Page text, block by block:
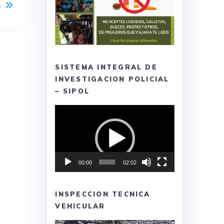
SISTEMA INTEGRAL DE
INVESTIGACION POLICIAL
– SIPOL
00:00 02:02
INSPECCION TECNICA
VEHICULAR